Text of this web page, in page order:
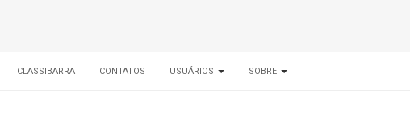
CLASSIBARRA CONTATOS USUÁRIOS SOBRE